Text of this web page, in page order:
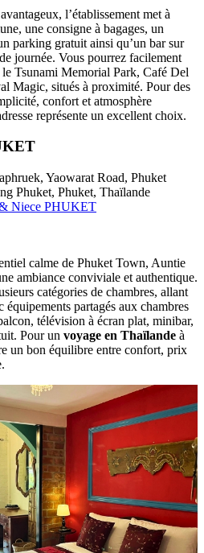
une consigne à bagages, un
parking gratuit ainsi qu’un bar sur
journée. Vous pourrez facilement
Tsunami Memorial Park, Café Del
Magic, situés à proximité. Pour des
confort et atmosphère
représente un excellent choix.
Yaowarat Road, Phuket
Phuket, Phuket, Thaïlande
Niece PHUKET
calme de Phuket Town, Auntie
ambiance conviviale et authentique.
catégories de chambres, allant
partagés aux chambres